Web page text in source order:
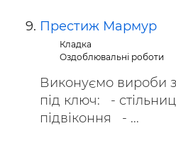
Престиж Мармур
Кладка
Оздоблювальні роботи
Виконуємо вироби
під ключ: -
підвіконня - ...